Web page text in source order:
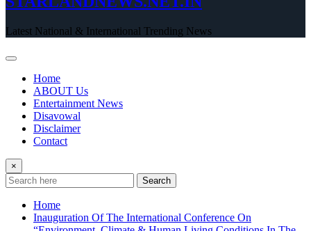
Latest National & International Trending News
Home
ABOUT Us
Entertainment News
Disavowal
Disclaimer
Contact
×
Search
Home
Inauguration Of The International Conference On